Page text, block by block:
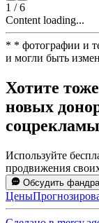
1 /6
Content loading...
* * фотографии и
и могли быть
Хотите
новых
Используйте
продвижения
Обсудить
Цены